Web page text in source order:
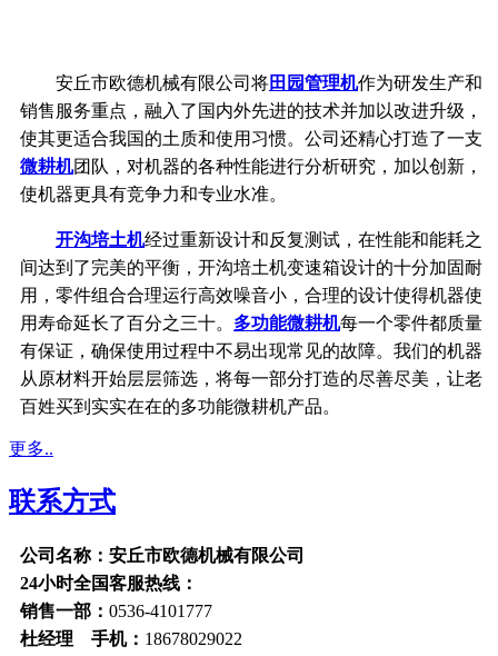
安丘市欧德机械有限公司将田园管理机作为研发生产和
销售服务重点，融入了国内外先进的技术并加以改进升级，
使其更适合我国的土质和使用习惯。公司还精心打造了一支
微耕机团队，对机器的各种性能进行分析研究，加以创新，
使机器更具有竞争力和专业水准。
开沟培土机经过重新设计和反复测试，在性能和能耗之
间达到了完美的平衡，开沟培土机变速箱设计的十分加固耐
用，零件组合合理运行高效噪音小，合理的设计使得机器使
用寿命延长了百分之三十。 多功能微耕机每一个零件都质量
有保证，确保使用过程中不易出现常见的故障。我们的机器
从原材料开始层层筛选，将每一部分打造的尽善尽美，让老
百姓买到实实在在的多功能微耕机产品。
更多..
联系方式
公司名称：安丘市欧德机械有限公司
24小时全国客服热线：
销售一部： 0536-4101777
杜经理 手机： 18678029022